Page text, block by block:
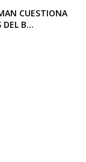
CUESTIONA
DEL B...